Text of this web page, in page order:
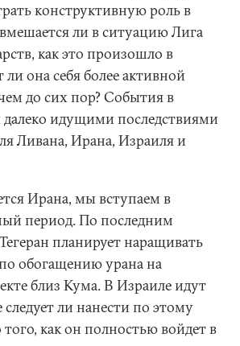
конструктивную роль в
ли в ситуацию Лига
как это произошло в
она себя более активной
до сих пор? События в
идущими последствиями
Ливана, Ирана, Израиля и
Ирана, мы вступаем в
период. По последним
планирует наращивать
обогащению урана на
близ Кума. В Израиле идут
ли нанести по этому
того, как он полностью войдет в